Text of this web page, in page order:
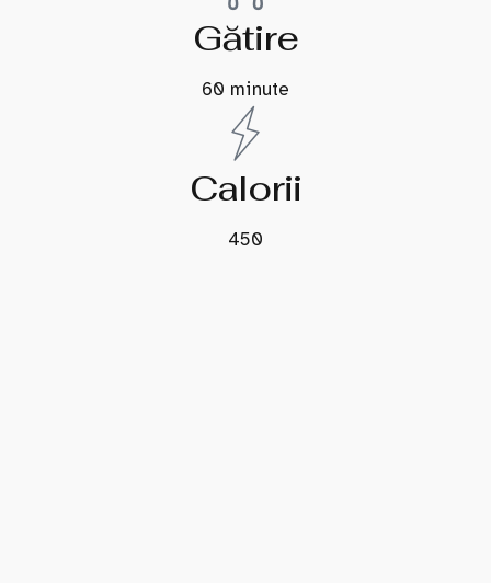
Gătire
60 minute
Calorii
450